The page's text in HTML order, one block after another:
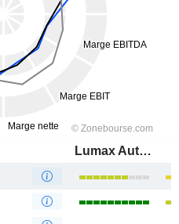
Lumax Auto Technologies Limited